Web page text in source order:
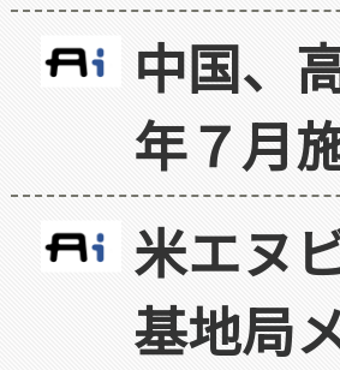
中国、
年７月
米エヌ
基地局